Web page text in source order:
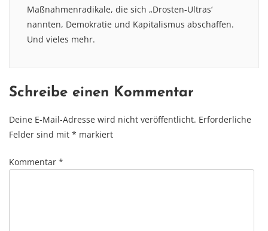
Maßnahmenradikale, die sich „Drosten-Ultras‘
nannten, Demokratie und Kapitalismus abschaffen.
Und vieles mehr.
Schreibe einen Kommentar
Deine E-Mail-Adresse wird nicht veröffentlicht. Erforderliche
Felder sind mit * markiert
Kommentar *